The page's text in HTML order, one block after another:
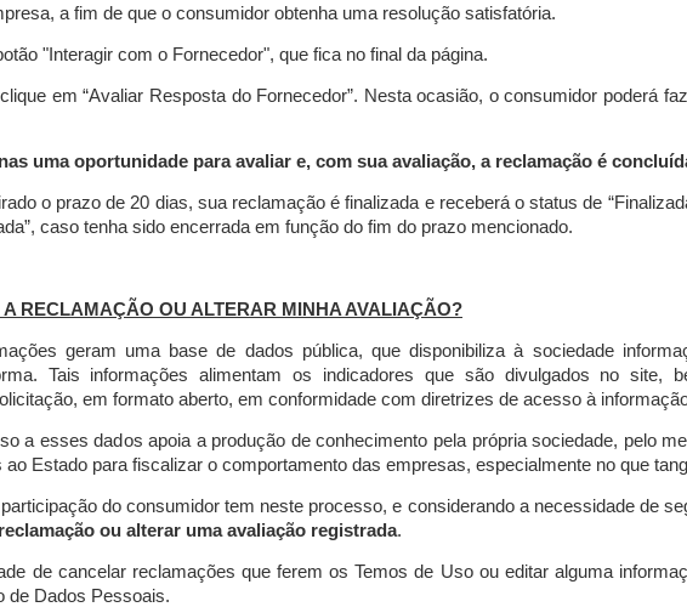
a fim de que o consumidor obtenha uma resolução satisfatória.
"Interagir com o Fornecedor", que fica no final da página.
em “Avaliar Resposta do Fornecedor”. Nesta ocasião, o consumidor poderá
uma oportunidade para avaliar e, com sua avaliação, a reclamação é
o prazo de 20 dias, sua reclamação é finalizada e receberá o status de
caso tenha sido encerrada em função do fim do prazo mencionado.
A RECLAMAÇÃO OU ALTERAR MINHA AVALIAÇÃO?
geram uma base de dados pública, que disponibiliza à sociedade
Tais informações alimentam os indicadores que são divulgados no site,
em formato aberto, em conformidade com diretrizes de acesso à
a esses dados apoia a produção de conhecimento pela própria sociedade, pelo
Estado para fiscalizar o comportamento das empresas, especialmente no que
do consumidor tem neste processo, e considerando a necessidade de
ou alterar uma avaliação registrada.
de cancelar reclamações que ferem os Temos de Uso ou editar alguma
de Dados Pessoais.